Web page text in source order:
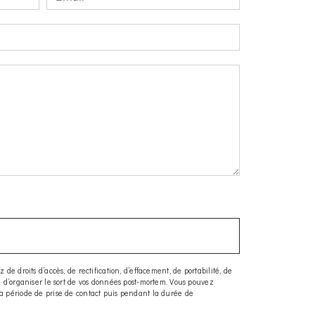
droits d’accès, de rectification, d’effacement, de portabilité, de
le sort de vos données post-mortem. Vous pouvez
période de prise de contact puis pendant la durée de